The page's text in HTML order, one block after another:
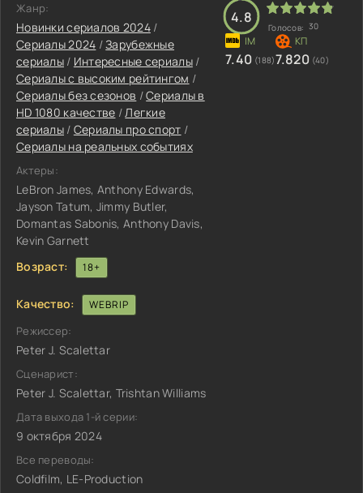
Жанр:
Новинки сериалов 2024/
Сериалы 2024 /Зарубежные
сериалы/ Интересные сериалы/
Сериалы с высоким рейтингом /
Сериалы без сезонов /Сериалы в
HD 1080 качестве /Легкие
сериалы/ Сериалы про спорт /
Сериалы на реальных событиях
Актеры:
LeBron James, Anthony Edwards,
Jayson Tatum, Jimmy Butler,
Domantas Sabonis, Anthony Davis,
Kevin Garnett
Возраст:
18+
4.8
Голосов: 30
7.40 (188)7.820 (40)
Качество: WEBRIP
Режиссер:
Peter J. Scalettar
Сценарист:
Peter J. Scalettar, Trishtan Williams
Дата выхода 1-й серии:
9 октября 2024
Все переводы:
Coldfilm, LE-Production